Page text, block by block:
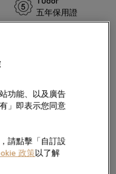
五年保用證
提供兩種錶面設計，並配備
腕錶的純粹傳統。如今，該
單
隱政策及Cookie政策，亦
您發送產品、服務及活動
改您的意願。如不希望我
框內打勾:
功能、以及廣告
」即表示您同意
請點擊「自訂設
政策以了解